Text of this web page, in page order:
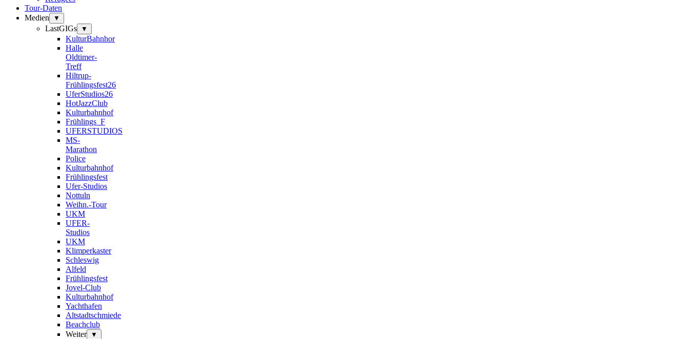
Tour-Daten
Medien
▼
LastGIGs ▼
KulturBahnhor
Halle
Oldtimer-
Treff
Hiltrup-
Frühlingsfest26
UferStudios26
HotJazzClub
Kulturbahnhof
Frühlings_F
UFERSTUDIOS
MS-
Marathon
Police
Kulturbahnhof
Frühlingsfest
Ufer-Studios
Nottuln
Weihn.-Tour
UKM
UFER-
Studios
UKM
Klimperkaster
Schleswig
Alfeld
Frühlingsfest
Jovel-Club
Kulturbahnhof
Yachthafen
Altstadtschmiede
Beachclub
Weiter
▼